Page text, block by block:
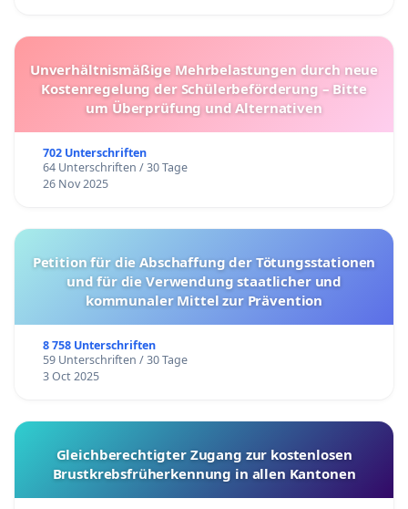
Unverhältnismäßige Mehrbelastungen durch neue
Kostenregelung der Schülerbeförderung – Bitte
um Überprüfung und Alternativen
702 Unterschriften
64 Unterschriften / 30 Tage
26 Nov 2025
Petition für die Abschaffung der Tötungsstationen
und für die Verwendung staatlicher und
kommunaler Mittel zur Prävention
8 758 Unterschriften
59 Unterschriften / 30 Tage
3 Oct 2025
Gleichberechtigter Zugang zur kostenlosen
Brustkrebsfrüherkennung in allen Kantonen